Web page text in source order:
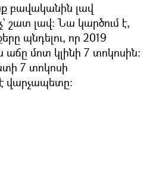
բավականին լավ
շատ լավ: Նա կարծում է,
պնդելու, որ 2019
մոտ կլինի 7 տոկոսին:
7 տոկոսի
վարչապետը։